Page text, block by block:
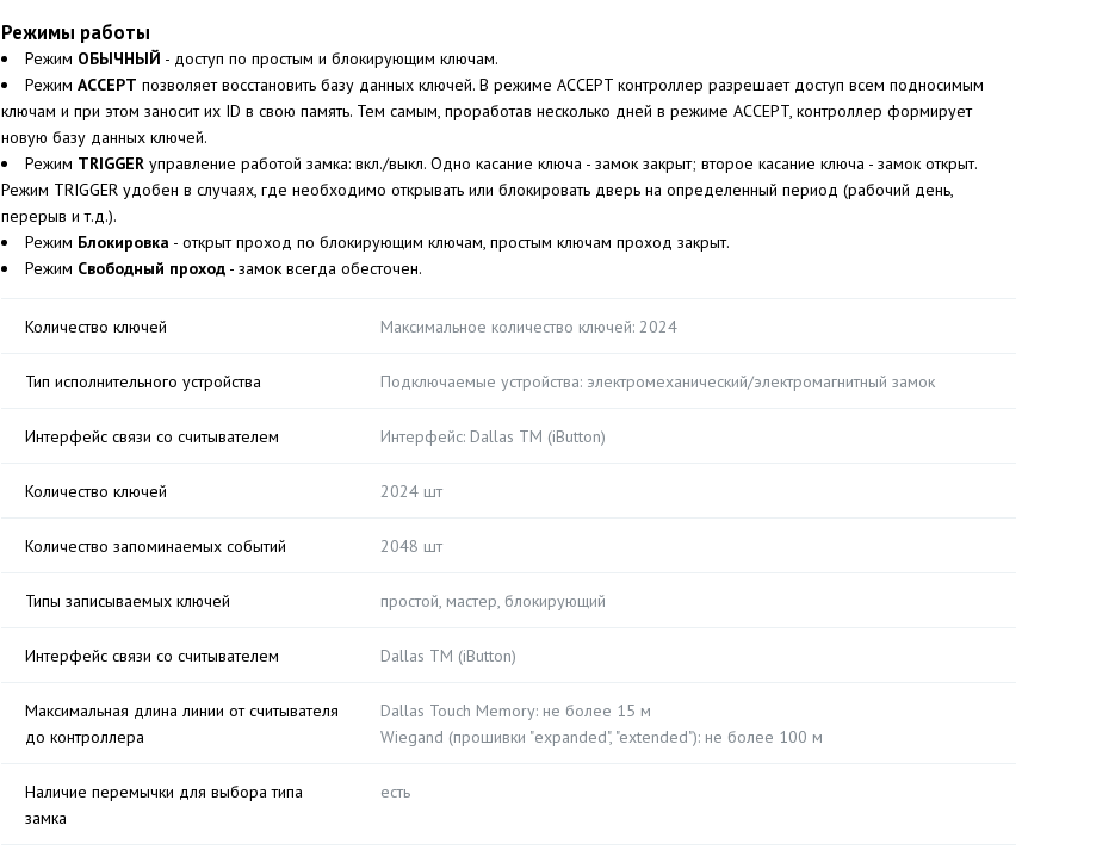
Режимы работы
Режим ОБЫЧНЫЙ - доступ по простым и блокирующим ключам.
Режим ACCEPT позволяет восстановить базу данных ключей. В режиме ACCEPT контроллер разрешает доступ всем подносимым
ключам и при этом заносит их ID в свою память. Тем самым, проработав несколько дней в режиме ACCEPT, контроллер формирует
новую базу данных ключей.
Режим TRIGGER управление работой замка: вкл./выкл. Одно касание ключа - замок закрыт; второе касание ключа - замок открыт.
Режим TRIGGER удобен в случаях, где необходимо открывать или блокировать дверь на определенный период (рабочий день,
перерыв и т.д.).
Режим Блокировка - открыт проход по блокирующим ключам, простым ключам проход закрыт.
Режим Свободный проход - замок всегда обесточен.
Количество ключей Максимальное количество ключей: 2024
Тип исполнительного устройства Подключаемые устройства: электромеханический/электромагнитный замок
Интерфейс связи со считывателем Интерфейс: Dallas TM (iButton)
Количество ключей 2024 шт
Количество запоминаемых событий 2048 шт
Типы записываемых ключей простой, мастер, блокирующий
Интерфейс связи со считывателем Dallas TM (iButton)
Максимальная длина линии от считывателя
до контроллера
Dallas Touch Memory: не более 15 м
Wiegand (прошивки "expanded", "extended"): не более 100 м
Наличие перемычки для выбора типа
замка
есть